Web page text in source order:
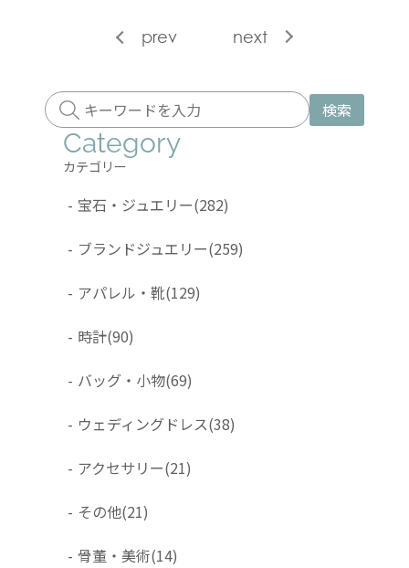
prev next
検索
Category
カテゴリー
- 宝石・ジュエリー(282)
- ブランドジュエリー(259)
- アパレル・靴(129)
- 時計(90)
- バッグ・小物(69)
- ウェディングドレス(38)
- アクセサリー(21)
- その他(21)
- 骨董・美術(14)